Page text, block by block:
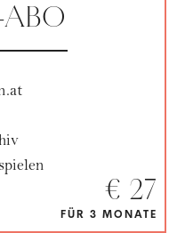
€ 27
FÜR 3 MONATE